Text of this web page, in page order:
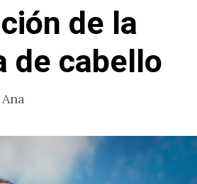
de la
de cabello
Ana